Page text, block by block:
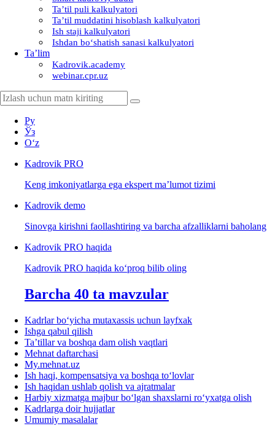
Ta’til puli kalkulyatori
Ta’til muddatini hisoblash kalkulyatori
Ish staji kalkulyatori
Ishdan boʻshatish sanasi kalkulyatori
Ta’lim
Kadrovik.academy
webinar.cpr.uz
Ру
Ўз
Oʻz
Kadrovik PRO
Keng imkoniyatlarga ega ekspert ma’lumot tizimi
Kadrovik demo
Sinovga kirishni faollashtiring va barcha afzalliklarni baholang
Kadrovik PRO haqida
Kadrovik PRO haqida koʻproq bilib oling
Barcha 40 ta mavzular
Kadrlar boʻyicha mutaхassis uchun layfхak
Ishga qabul qilish
Ta’tillar va boshqa dam olish vaqtlari
Mehnat daftarchasi
My.mehnat.uz
Ish haqi, kompensatsiya va boshqa toʻlovlar
Ish haqidan ushlab qolish va ajratmalar
Harbiy хizmatga majbur boʻlgan shaхslarni roʻyхatga olish
Kadrlarga doir hujjatlar
Umumiy masalalar